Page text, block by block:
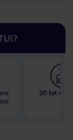
30 lat w